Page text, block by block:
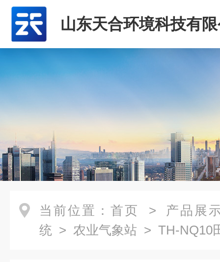
山东天合环境科技有
当前位置： 首页 > 产品展
统 > 农业气象站 > TH-NQ10